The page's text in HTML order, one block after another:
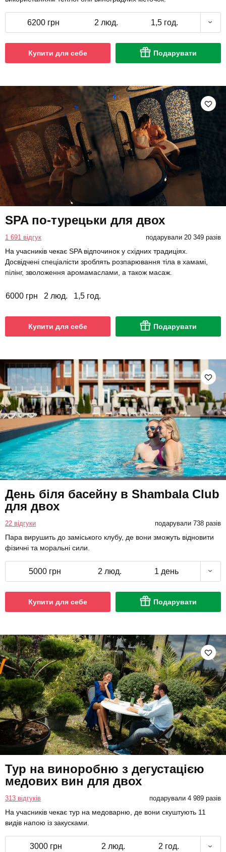
6200 грн 2 люд. 1,5 год.
Купити для себе Подарувати
SPA по-турецьки для двох
1 691 відгук подарували 20 349 разів
На учасників чекає SPA відпочинок у східних традиціях.
Досвідчені спеціалісти зроблять розпарювання тіла в хамамі,
пілінг, зволоження аромамаслами, а також масаж.
6000 грн 2 люд. 1,5 год.
Купити для себе Подарувати
День біля басейну в Shambala Club
для двох
22 відгуки подарували 738 разів
Пара вирушить до заміського клубу, де вони зможуть відновити
фізичні та моральні сили.
5000 грн 2 люд. 1 день
Купити для себе Подарувати
Тур на виноробню з дегустацією
медових вин для двох
313 відгуків подарували 4 989 разів
На учасників чекає тур на медоварню, де вони скуштують 11
видів напою із закусками.
3000 грн 2 люд. 2 год.